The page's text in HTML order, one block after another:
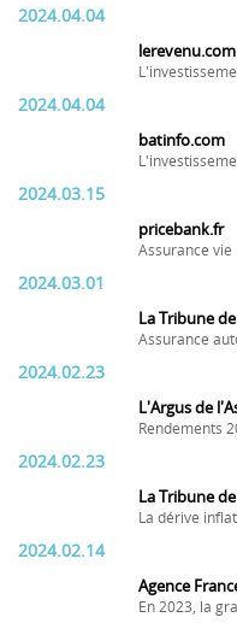
2024.04.04
lerevenu.com
2024.04.04
batinfo.com
2024.03.15
pricebank.fr
Assurance
2024.03.01
La Tribune
Assurance
2024.02.23
L'Argus de
Rendements
2024.02.23
La Tribune
La dérive
2024.02.14
Agence
En 2023, la